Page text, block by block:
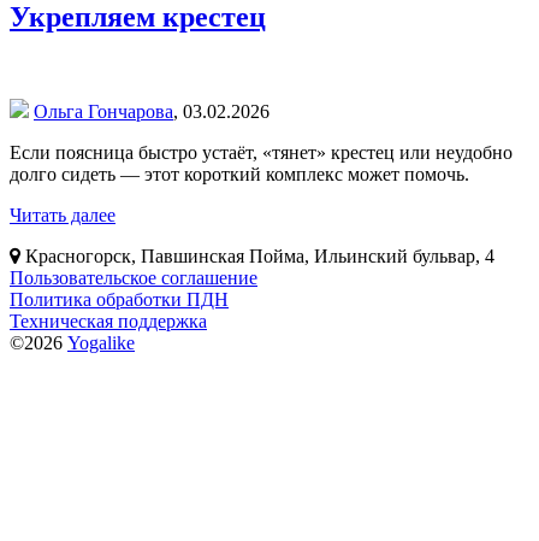
Укрепляем крестец
Ольга Гончарова, 03.02.2026
Если поясница быстро устаёт, «тянет» крестец или неудобно
долго сидеть — этот короткий комплекс может помочь.
Читать далее
Красногорск, Павшинская Пойма, Ильинский бульвар, 4
Пользовательское соглашение
Политика обработки ПДН
Техническая поддержка
©2026 Yogalike